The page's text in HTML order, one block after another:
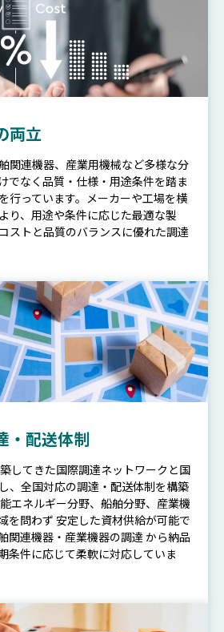
両立
関連機器、産業用機械など多様な分
でなく品質・仕様・用途条件を踏ま
行っています。メーカーや工場を横
り、用途や条件に応じた最適な製
ストと品質のバランスに優れた調達
・配送体制
してきた国際調達ネットワークと国
、全国対応の調達・配送体制を構築
エネルギー分野、船舶分野、産業機
を問わず 安定した資材供給が可能で
関連機器・産業機器の調達 から納品
条件に応じて柔軟に対応していま